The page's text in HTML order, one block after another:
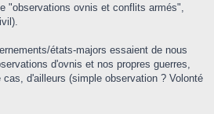
"observations ovnis et conflits armés",
états-majors essaient de nous
d'ovnis et nos propres guerres,
d'ailleurs (simple observation ? Volonté